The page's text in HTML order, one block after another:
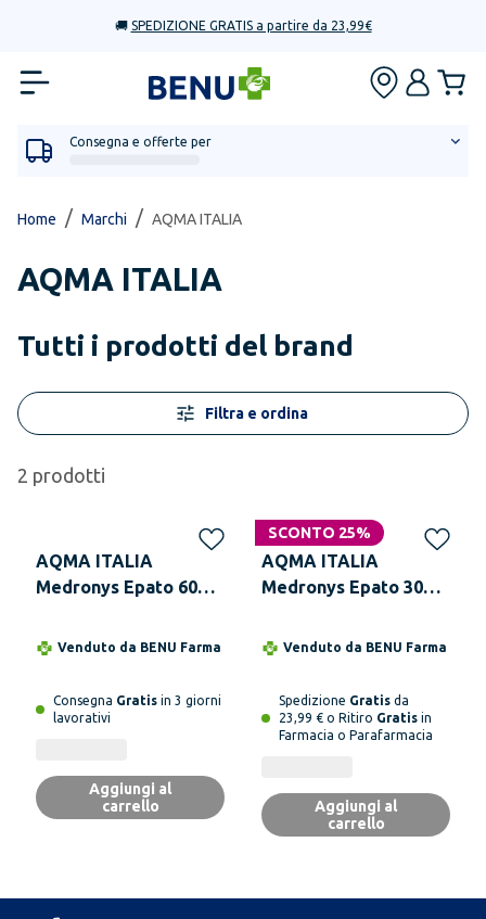
🚚 SPEDIZIONE GRATIS a partire da 23,99€
Consegna e offerte per
Home / Marchi / AQMA ITALIA
AQMA ITALIA
Tutti i prodotti del brand
Filtra e ordina
2 prodotti
AQMA ITALIA
Medronys Epato 60
Venduto da BENU Farma
Consegna Gratis in 3 giorni
lavorativi
Aggiungi al
carrello
SCONTO 25%
AQMA ITALIA
Medronys Epato 30
Venduto da BENU Farma
Spedizione Gratis da
23,99 € o Ritiro Gratis in
Farmacia o Parafarmacia
Aggiungi al
carrello